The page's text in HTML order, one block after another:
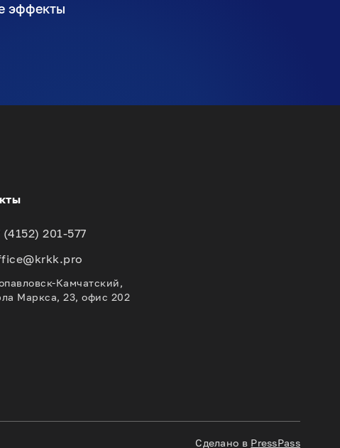
эффекты
(4152) 201-577
Камчатский,
Маркса, 23, офис 202
Сделано в PressPass